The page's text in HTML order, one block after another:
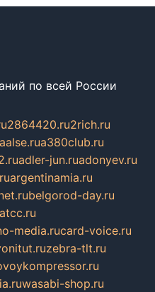
по всей России
2864420.ru2rich.ru
aalse.rua380club.ru
adler-jun.ruadonyev.ru
argentinamia.ru
belgorod-day.ru
media.rucard-voice.ru
zebra-tlt.ru
wasabi-shop.ru